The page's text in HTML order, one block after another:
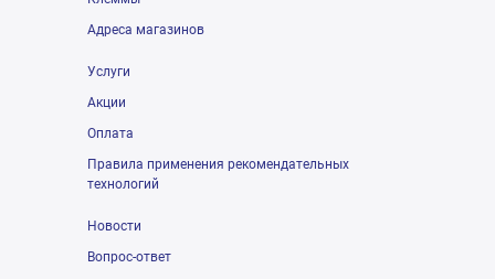
Адреса магазинов
Услуги
Акции
Оплата
Правила применения рекомендательных
технологий
Новости
Вопрос-ответ